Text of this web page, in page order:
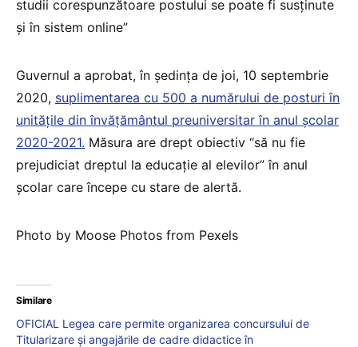
studii corespunzătoare postului se poate fi susținute
și în sistem online”
Guvernul a aprobat, în ședința de joi, 10 septembrie
2020, suplimentarea cu 500 a numărului de posturi în
unitățile din învățământul preuniversitar în anul școlar
2020-2021. Măsura are drept obiectiv “să nu fie
prejudiciat dreptul la educație al elevilor” în anul
școlar care începe cu stare de alertă.
Photo by Moose Photos from Pexels
Similare
OFICIAL Legea care permite organizarea concursului de
Titularizare și angajările de cadre didactice în